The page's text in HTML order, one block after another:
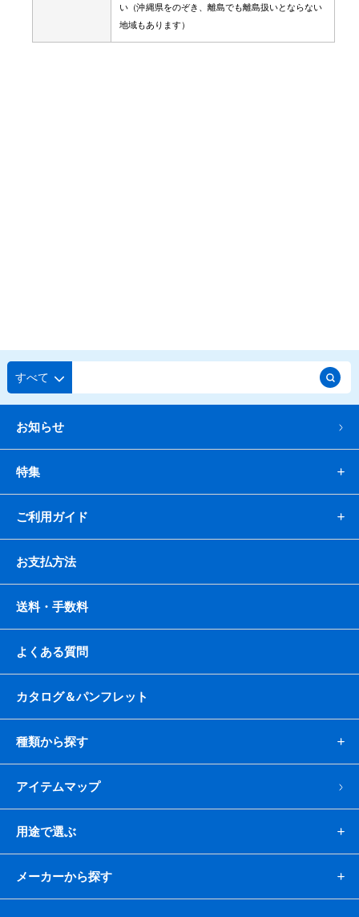
い（沖縄県をのぞき、離島でも離島扱いとならない
地域もあります）
すべて
お知らせ
特集
ご利用ガイド
お支払方法
送料・手数料
よくある質問
カタログ＆パンフレット
種類から探す
アイテムマップ
用途で選ぶ
メーカーから探す